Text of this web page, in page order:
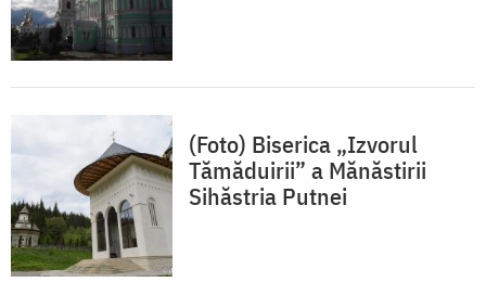
(Foto) Biserica „Izvorul
Tămăduirii” a Mănăstirii
Sihăstria Putnei